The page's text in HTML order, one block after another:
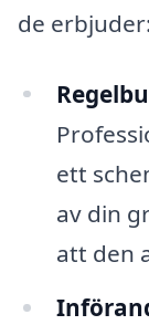
de erbjuder:
ett
av din
att den